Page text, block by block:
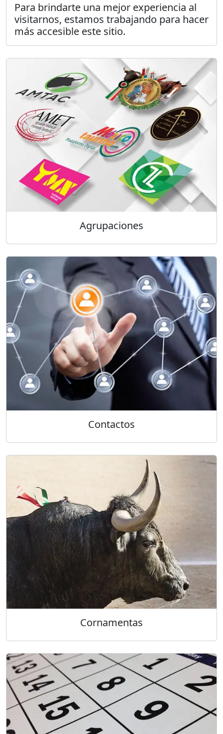
Para brindarte una mejor experiencia al
visitarnos, estamos trabajando para hacer
más accesible este sitio.
Agrupaciones
Contactos
Cornamentas